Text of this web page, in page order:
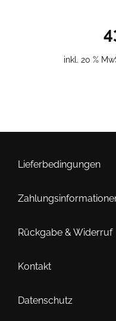
inkl. 20 %
Lieferbedingungen
Rückgabe & Widerruf
Kontakt
Datenschutz